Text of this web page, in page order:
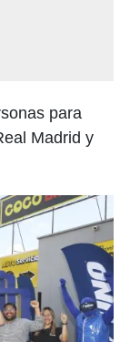
para
Madrid y